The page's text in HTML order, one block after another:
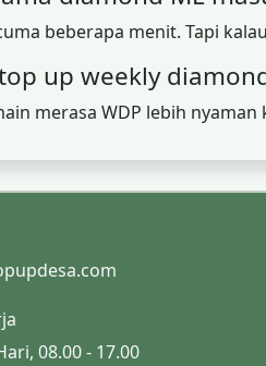
beberapa menit. Tapi
up weekly
merasa WDP lebih
08.00 - 17.00